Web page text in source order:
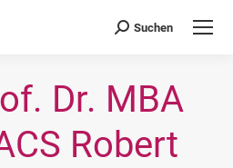
Search:
Suchen
für Probiotische Medizin
Dr. MBA
Robert